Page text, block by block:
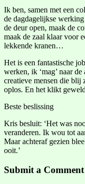
Ik ben, samen met een
de dagdagelijkse
de deur open, maak de
maak de zaal klaar voor
lekkende kranen…
Het is een fantastische
werken, ik ‘mag’ naar
creatieve mensen die
oplos. En het klikt
Beste beslissing
Kris besluit: ‘Het was
veranderen. Ik wou tot
Maar achteraf gezien
ooit.’
Submit a Comment